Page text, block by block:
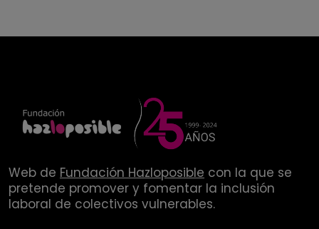
Web de Fundación Hazloposible con la que se
pretende promover y fomentar la inclusión
laboral de colectivos vulnerables.